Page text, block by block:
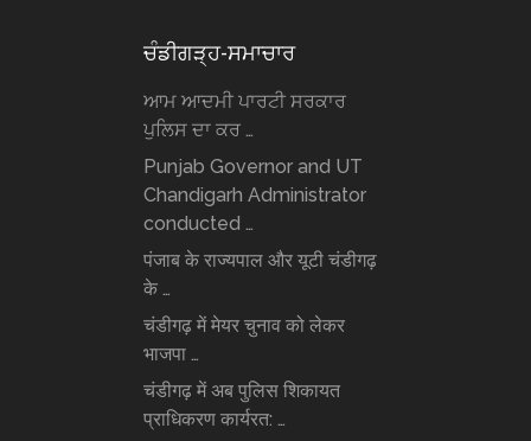
ਚੰਡੀਗੜ੍ਹ-ਸਮਾਚਾਰ
ਆਮ ਆਦਮੀ ਪਾਰਟੀ ਸਰਕਾਰ
ਪੁਲਿਸ ਦਾ ਕਰ …
Punjab Governor and UT
Chandigarh Administrator
conducted …
पंजाब के राज्यपाल और यूटी चंडीगढ़
के …
चंडीगढ़ में मेयर चुनाव को लेकर
भाजपा …
चंडीगढ़ में अब पुलिस शिकायत
प्राधिकरण कार्यरत: …